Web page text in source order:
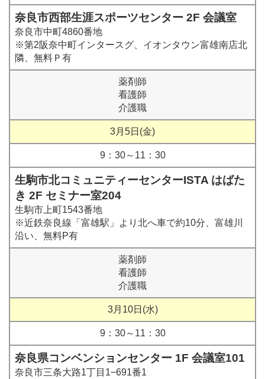
奈良市西部生涯スポーツセンター 2F 会議室
奈良市中町4860番地
※第2阪奈中町インタースグ、イオンタウン富雄南店北
隣、無料Ｐ有
薬剤師
看護師
介護職
3月5日(金)
9：30～11：30
生駒市北コミュニティーセンターISTA はばた
き 2F セミナー室204
生駒市上町1543番地
※近鉄奈良線「富雄駅」より北へ車で約10分、富雄川
沿い、無料P有
薬剤師
看護師
介護職
3月10日(水)
9：30～11：30
奈良県コンベンションセンター 1F 会議室101
奈良市三条大路1丁目1−691番1